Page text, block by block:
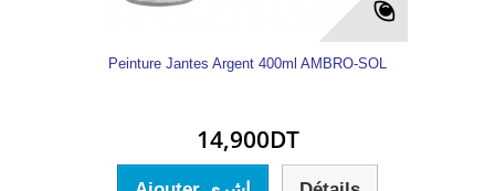
Peinture Jantes Argent 400ml AMBRO-SOL
14,900DT